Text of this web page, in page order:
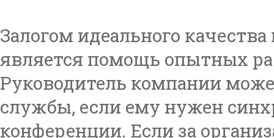
Залогом идеального
является помощь опытных
Руководитель компании
службы, если ему нужен
конференции. Если за